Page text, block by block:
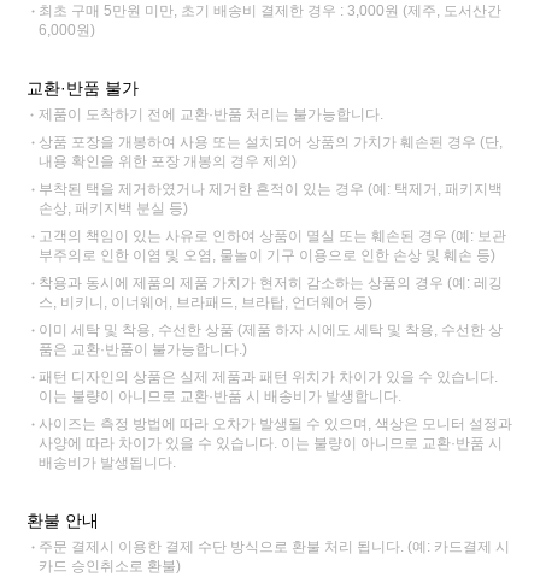
최초 구매 5만원 미만, 초기 배송비 결제한 경우 : 3,000원 (제주, 도서산간
6,000원)
교환·반품 불가
제품이 도착하기 전에 교환·반품 처리는 불가능합니다.
상품 포장을 개봉하여 사용 또는 설치되어 상품의 가치가 훼손된 경우 (단,
내용 확인을 위한 포장 개봉의 경우 제외)
부착된 택을 제거하였거나 제거한 흔적이 있는 경우 (예: 택제거, 패키지백
손상, 패키지백 분실 등)
고객의 책임이 있는 사유로 인하여 상품이 멸실 또는 훼손된 경우 (예: 보관
부주의로 인한 이염 및 오염, 물놀이 기구 이용으로 인한 손상 및 훼손 등)
착용과 동시에 제품의 제품 가치가 현저히 감소하는 상품의 경우 (예: 레깅
스, 비키니, 이너웨어, 브라패드, 브라탑, 언더웨어 등)
이미 세탁 및 착용, 수선한 상품 (제품 하자 시에도 세탁 및 착용, 수선한 상
품은 교환·반품이 불가능합니다.)
패턴 디자인의 상품은 실제 제품과 패턴 위치가 차이가 있을 수 있습니다.
이는 불량이 아니므로 교환·반품 시 배송비가 발생합니다.
사이즈는 측정 방법에 따라 오차가 발생될 수 있으며, 색상은 모니터 설정과
사양에 따라 차이가 있을 수 있습니다. 이는 불량이 아니므로 교환·반품 시
배송비가 발생됩니다.
환불 안내
주문 결제시 이용한 결제 수단 방식으로 환불 처리 됩니다. (예: 카드결제 시
카드 승인취소로 환불)